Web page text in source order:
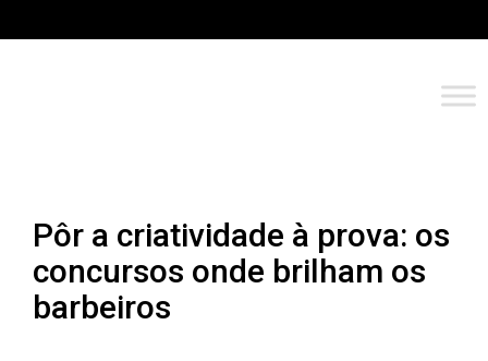
Pôr a criatividade à prova: os
concursos onde brilham os
barbeiros